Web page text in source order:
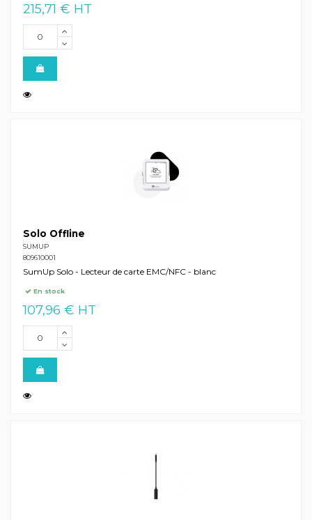
215,71 € HT
Solo Offline
SUMUP
809610001
SumUp Solo - Lecteur de carte EMC/NFC - blanc
En stock
107,96 € HT